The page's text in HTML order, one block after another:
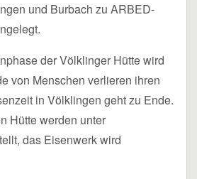
und Burbach zu ARBED-
der Völklinger Hütte wird
von Menschen verlieren ihren
in Völklingen geht zu Ende.
Hütte werden unter
das Eisenwerk wird